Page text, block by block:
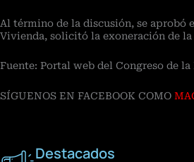
Al término de la discusión, se aprobó
Vivienda, solicitó la exoneración de la
Fuente: Portal web del Congreso de
SÍGUENOS EN FACEBOOK COMO
Destacados